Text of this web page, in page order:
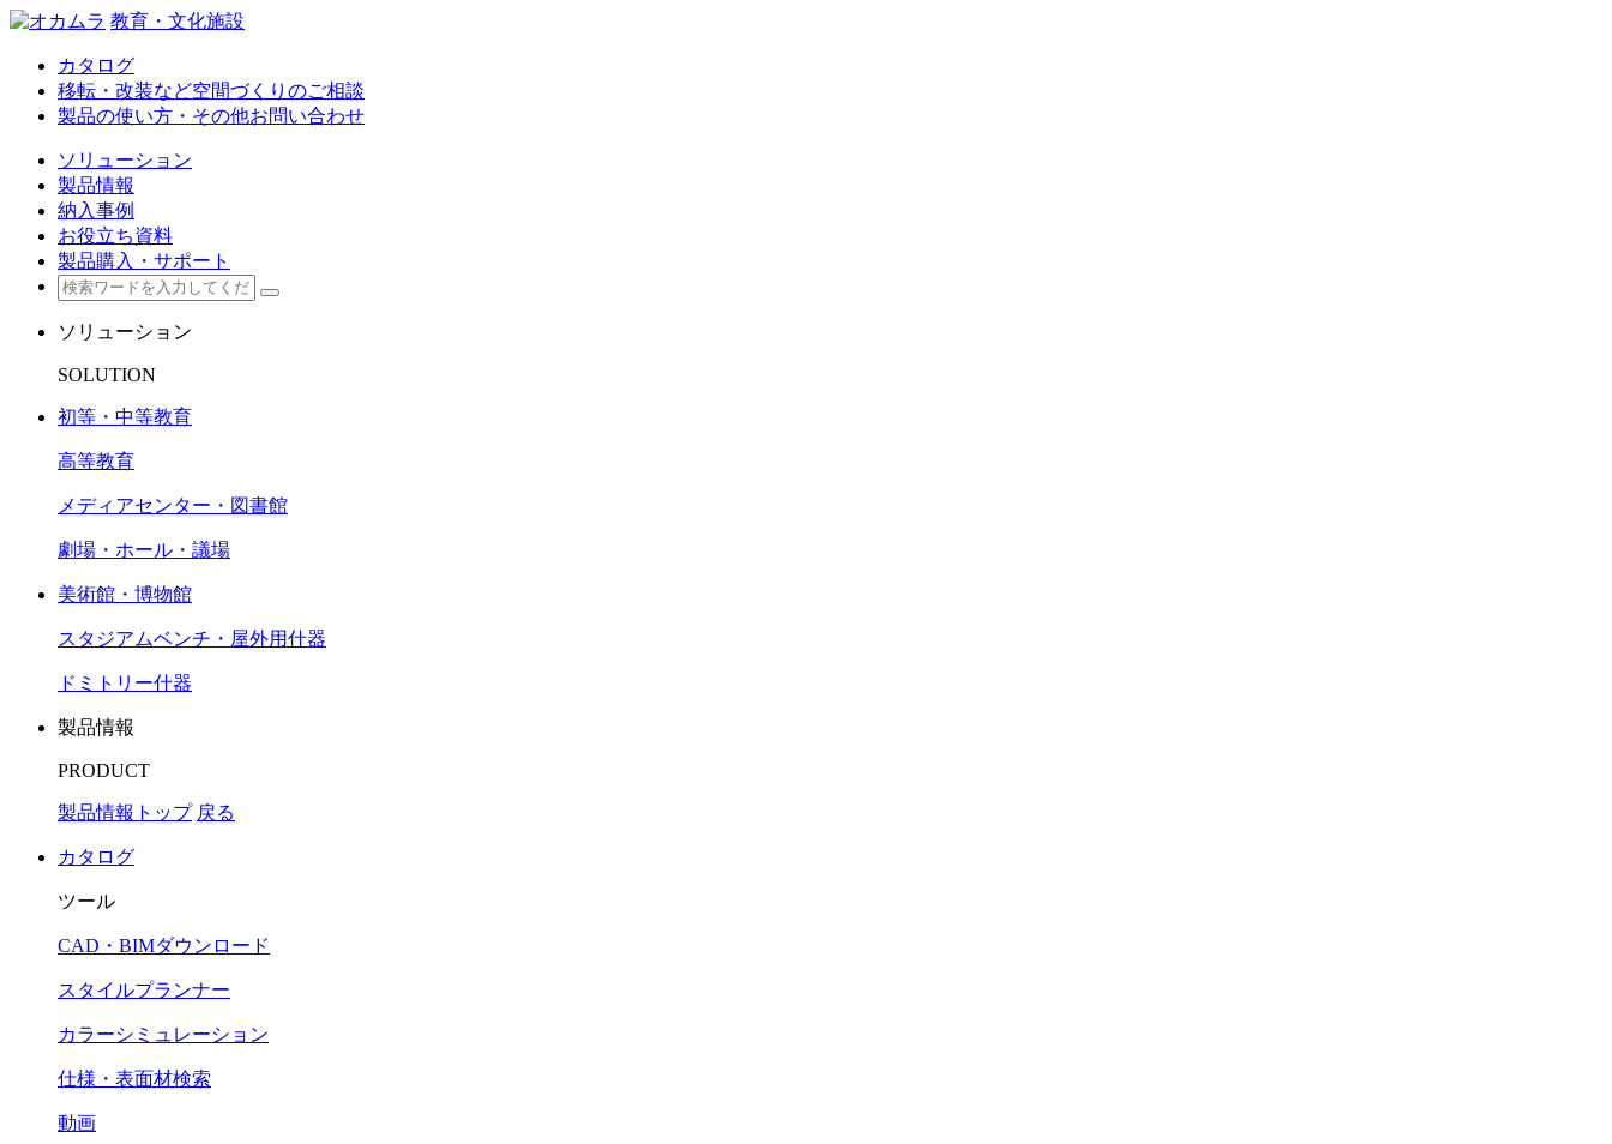
教育・文化施設
カタログ
移転・改装など空間づくりのご相談
製品の使い方・その他お問い合わせ
ソリューション
製品情報
納入事例
お役立ち資料
製品購入・サポート
ソリューション
SOLUTION
初等・中等教育
高等教育
メディアセンター・図書館
劇場・ホール・議場
美術館・博物館
スタジアムベンチ・屋外用什器
ドミトリー什器
製品情報
PRODUCT
製品情報トップ 戻る
カタログ
ツール
CAD・BIMダウンロード
スタイルプランナー
カラーシミュレーション
仕様・表面材検索
動画